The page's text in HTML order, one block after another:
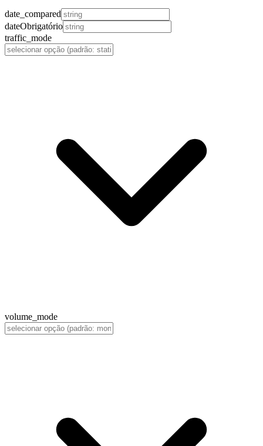
date_compared
dateObrigatório
traffic_mode
volume_mode